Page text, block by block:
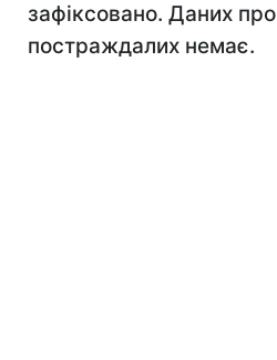
зафіксовано. Даних про
постраждалих немає.